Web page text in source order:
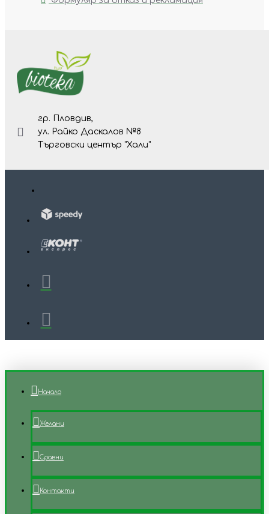
гр. Пловдив,
ул. Райко Даскалов №8
Търговски център "Хали"
Начало
Желани
Сравни
Контакти